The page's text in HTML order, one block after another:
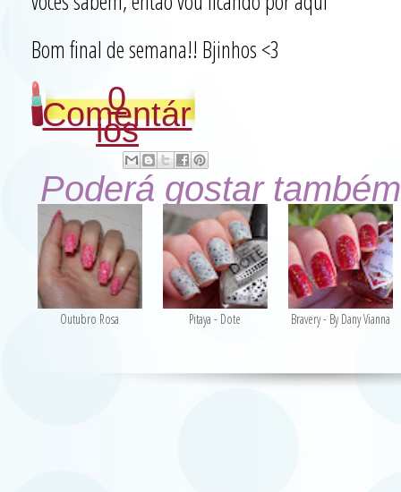
Bom final de semana!! Bjinhos <3
0
Comentár
ios
Poderá gostar
Outubro Rosa Pitaya - Dote Bravery - By Dany Vianna